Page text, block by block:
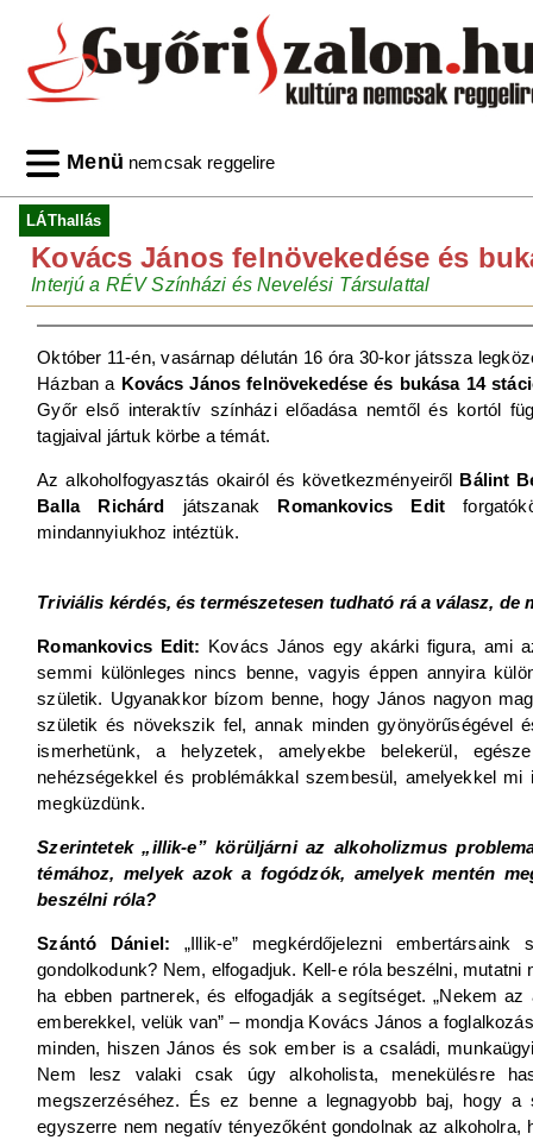
Menü nemcsak reggelire
LÁThallás
Kovács János felnövekedése és
Interjú a RÉV Színházi és Nevelési Társulattal
Október 11-én, vasárnap délután 16 óra 30-kor játssza
Házban a Kovács János felnövekedése és bukása 14
Győr első interaktív színházi előadása nemtől és kortól
tagjaival jártuk körbe a témát.
Az alkoholfogyasztás okairól és következményeiről Bálint
Balla Richárd játszanak Romankovics Edit
mindannyiukhoz intéztük.
Triviális kérdés, és természetesen tudható rá a válasz, de
Romankovics Edit: Kovács János egy akárki figura, ami
semmi különleges nincs benne, vagyis éppen annyira
születik. Ugyanakkor bízom benne, hogy János nagyon
születik és növekszik fel, annak minden gyönyörűségével
ismerhetünk, a helyzetek, amelyekbe belekerül,
nehézségekkel és problémákkal szembesül, amelyekkel
megküzdünk.
Szerintetek „illik-e” körüljárni az alkoholizmus
témához, melyek azok a fogódzók, amelyek mentén
beszélni róla?
Szántó Dániel: „Illik-e” megkérdőjelezni
gondolkodunk? Nem, elfogadjuk. Kell-e róla beszélni,
ha ebben partnerek, és elfogadják a segítséget. „Nekem
emberekkel, velük van” – mondja Kovács János a
minden, hiszen János és sok ember is a családi,
Nem lesz valaki csak úgy alkoholista, menekülésre
megszerzéséhez. És ez benne a legnagyobb baj, hogy
egyszerre nem negatív tényezőként gondolnak az